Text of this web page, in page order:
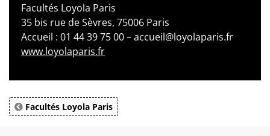
Facultés Loyola Paris
35 bis rue de Sèvres, 75006 Paris
Accueil : 01 44 39 75 00 – accueil@loyolaparis.fr
www.loyolaparis.fr
Facultés Loyola Paris